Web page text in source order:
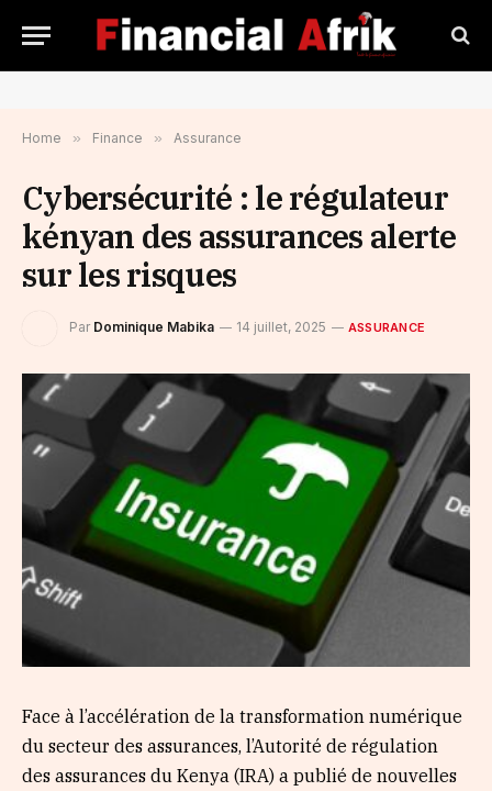
Home » Finance » Assurance
Cybersécurité : le régulateur
kényan des assurances alerte
sur les risques
Par Dominique Mabika 14 juillet, 2025 ASSURANCE
Face à l’accélération de la transformation numérique
du secteur des assurances, l’Autorité de régulation
des assurances du Kenya (IRA) a publié de nouvelles